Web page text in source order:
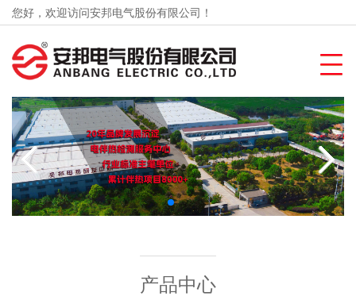
您好，欢迎访问安邦电气股份有限公司！
产品中心